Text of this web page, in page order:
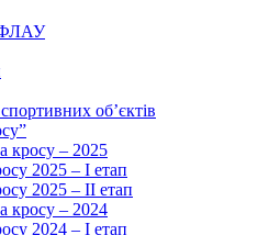
ФЛАУ
об’єктів
кросу – 2025
2025 – I етап
2025 – II етап
кросу – 2024
2024 – I етап